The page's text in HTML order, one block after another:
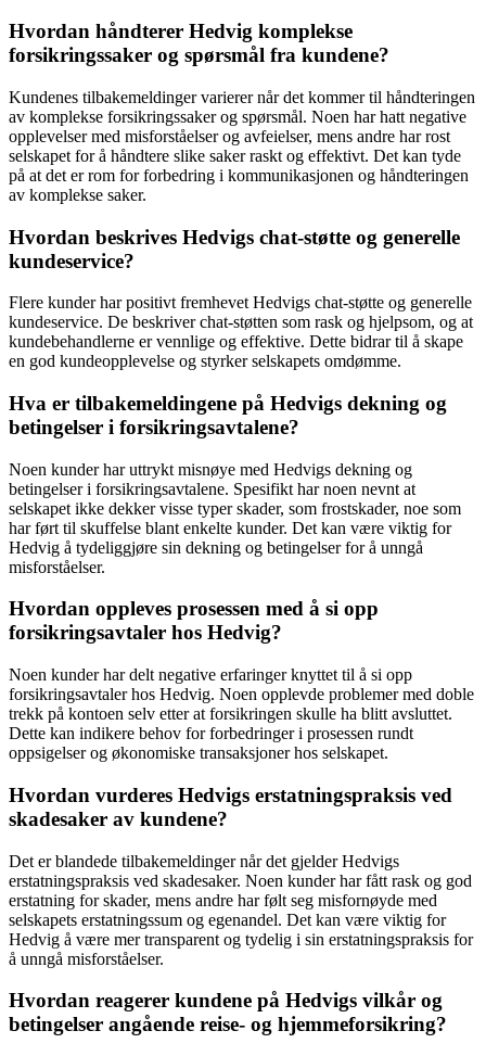
Hvordan håndterer Hedvig komplekse
forsikringssaker og spørsmål fra kundene?
Kundenes tilbakemeldinger varierer når det kommer til håndteringen
av komplekse forsikringssaker og spørsmål. Noen har hatt negative
opplevelser med misforståelser og avfeielser, mens andre har rost
selskapet for å håndtere slike saker raskt og effektivt. Det kan tyde
på at det er rom for forbedring i kommunikasjonen og håndteringen
av komplekse saker.
Hvordan beskrives Hedvigs chat-støtte og generelle
kundeservice?
Flere kunder har positivt fremhevet Hedvigs chat-støtte og generelle
kundeservice. De beskriver chat-støtten som rask og hjelpsom, og at
kundebehandlerne er vennlige og effektive. Dette bidrar til å skape
en god kundeopplevelse og styrker selskapets omdømme.
Hva er tilbakemeldingene på Hedvigs dekning og
betingelser i forsikringsavtalene?
Noen kunder har uttrykt misnøye med Hedvigs dekning og
betingelser i forsikringsavtalene. Spesifikt har noen nevnt at
selskapet ikke dekker visse typer skader, som frostskader, noe som
har ført til skuffelse blant enkelte kunder. Det kan være viktig for
Hedvig å tydeliggjøre sin dekning og betingelser for å unngå
misforståelser.
Hvordan oppleves prosessen med å si opp
forsikringsavtaler hos Hedvig?
Noen kunder har delt negative erfaringer knyttet til å si opp
forsikringsavtaler hos Hedvig. Noen opplevde problemer med doble
trekk på kontoen selv etter at forsikringen skulle ha blitt avsluttet.
Dette kan indikere behov for forbedringer i prosessen rundt
oppsigelser og økonomiske transaksjoner hos selskapet.
Hvordan vurderes Hedvigs erstatningspraksis ved
skadesaker av kundene?
Det er blandede tilbakemeldinger når det gjelder Hedvigs
erstatningspraksis ved skadesaker. Noen kunder har fått rask og god
erstatning for skader, mens andre har følt seg misfornøyde med
selskapets erstatningssum og egenandel. Det kan være viktig for
Hedvig å være mer transparent og tydelig i sin erstatningspraksis for
å unngå misforståelser.
Hvordan reagerer kundene på Hedvigs vilkår og
betingelser angående reise- og hjemmeforsikring?